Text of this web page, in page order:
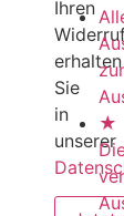
Ihren
erhalten
Sie
in
unserer
★